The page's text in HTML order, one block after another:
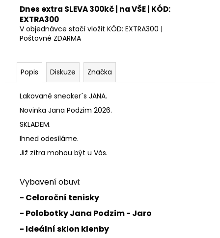
Dnes extra SLEVA 300kč | na VŠE | KÓD:
EXTRA300
V objednávce stačí vložit KÓD: EXTRA300 |
Poštovné ZDARMA
Popis Diskuze Značka
Lakované sneaker´s JANA.
Novinka Jana Podzim 2026.
SKLADEM.
Ihned odesíláme.
Již zítra mohou být u Vás.
Vybavení obuvi:
- Celoroční tenisky
- Polobotky Jana Podzim - Jaro
- Ideální sklon klenby